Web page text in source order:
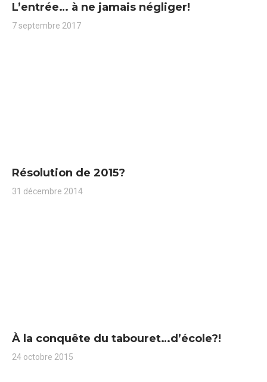
L’entrée… à ne jamais négliger!
7 septembre 2017
Résolution de 2015?
31 décembre 2014
À la conquête du tabouret…d’école?!
24 octobre 2015